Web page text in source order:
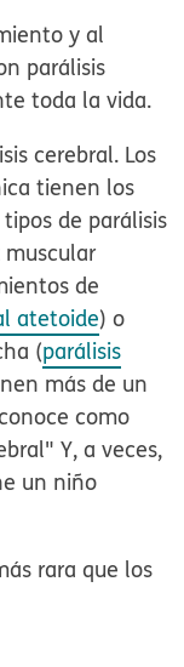
y al
parálisis
toda la vida.
cerebral. Los
tienen los
de parálisis
muscular
de
atetoide) o
(parálisis
más de un
como
Y, a veces,
un niño
rara que los